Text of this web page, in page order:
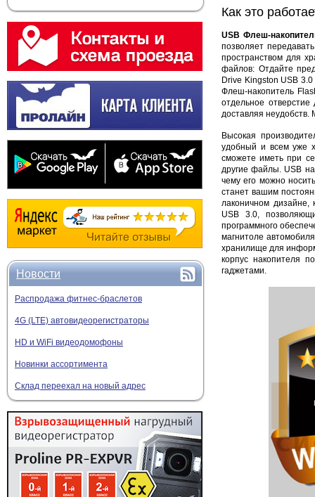
Новости
Распродажа фитнес-браслетов
4G (LTE) автовидеорегистраторы
HD и WiFi видеодомофоны
Новинки ассортимента
Склад переехал на новый адрес
Как это
USB Флеш-
позволяет
пространством для
файлов: Отдайте
Drive Kingston USB
Флеш-накопитель
отдельное
доставляя неудобств.
Высокая
удобный и всем уже
сможете иметь при
другие файлы. USB
чему его можно
станет вашим
лаконичном дизайне,
USB 3.0,
программного
магнитоле
хранилище для
корпус накопителя
гаджетами.